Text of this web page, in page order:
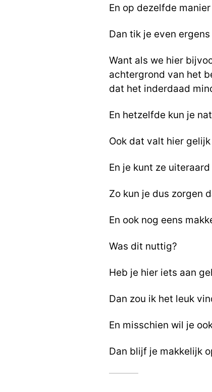
En op dezelfde
Dan tik je even
Want als we hier
achtergrond van het
dat het inderdaad
En hetzelfde kun je
Ook dat valt hier
En je kunt ze
Zo kun je dus zorgen
En ook nog eens
Was dit nuttig?
Heb je hier iets aan
Dan zou ik het leuk
En misschien wil je
Dan blijf je makkelijk